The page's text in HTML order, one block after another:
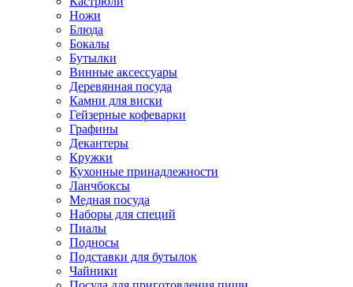
Ножи
Блюда
Бокалы
Бутылки
Винные аксессуары
Деревянная посуда
Камни для виски
Гейзерные кофеварки
Графины
Декантеры
Кружки
Кухонные принадлежности
Ланчбоксы
Медная посуда
Наборы для специй
Пиалы
Подносы
Подставки для бутылок
Чайники